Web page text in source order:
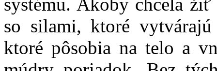
so silami, ktoré
ktoré pôsobia na telo a